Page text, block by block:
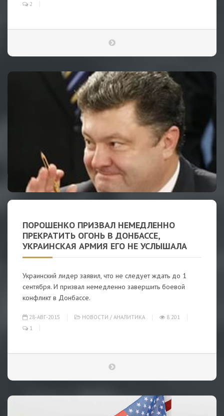
2
ПОРОШЕНКО ПРИЗВАЛ НЕМЕДЛЕННО
ПРЕКРАТИТЬ ОГОНЬ В ДОНБАССЕ,
УКРАИНСКАЯ АРМИЯ ЕГО НЕ УСЛЫШАЛА
Украинский лидер заявил, что не следует ждать до 1
сентября. И призвал немедленно завершить боевой
конфликт в Донбассе.
28-АВГ-2015 НОВОСТИ / АНАЛИТИКА
8 201
1